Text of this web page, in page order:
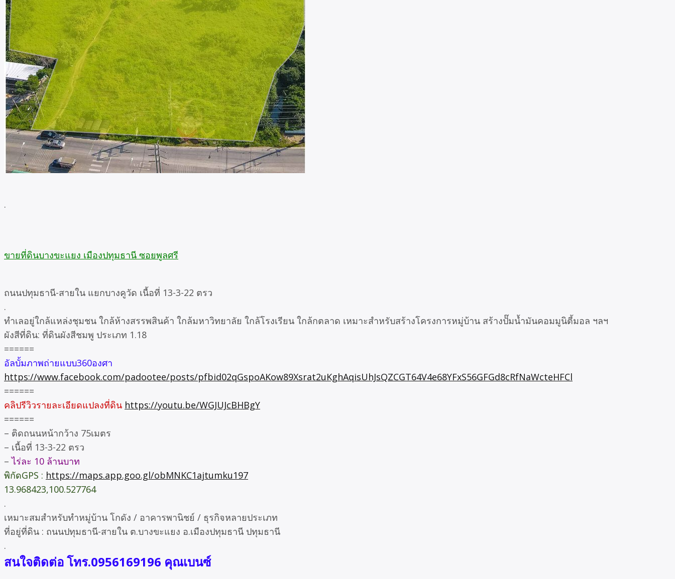
.
ขายที่ดินบางขะแยง เมืองปทุมธานี ซอยพูลศรี
ถนนปทุมธานี-สายใน แยกบางคูวัด เนื้อที่ 13-3-22 ตรว
.
ทำเลอยู่ใกล้แหล่งชุมชน ใกล้ห้างสรรพสินค้า ใกล้มหาวิทยาลัย ใกล้โรงเรียน ใกล้กตลาด เหมาะสำหรับสร้างโครงการหมู่บ้าน สร้างปั๊มน้ำมันคอมมูนิตี้มอล ฯลฯ
ผังสีที่ดิน: ที่ดินผังสีชมพู ประเภท 1.18
======
อัลบั้มภาพถ่ายแบบ360องศา
https://www.facebook.com/padootee/posts/pfbid02qGspoAKow89Xsrat2uKghAqisUhJsQZCGT64V4e68YFxS56GFGd8cRfNaWcteHFCl
======
คลิปรีวิวรายละเอียดแปลงที่ดิน https://youtu.be/WGJUJcBHBgY
======
– ติดถนนหน้ากว้าง 75เมตร
– เนื้อที่ 13-3-22 ตรว
–ไร่ละ 10 ล้านบาท
พิกัดGPS : https://maps.app.goo.gl/obMNKC1ajtumku197
13.968423,100.527764
.
เหมาะสมสำหรับทำหมู่บ้าน โกดัง / อาคารพานิชย์ / ธุรกิจหลายประเภท
ที่อยู่ที่ดิน : ถนนปทุมธานี-สายใน ต.บางขะแยง อ.เมืองปทุมธานี ปทุมธานี
.
สนใจติดต่อ โทร.0956169196 คุณเบนซ์